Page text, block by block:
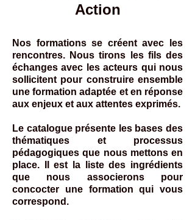
Action
Nos formations se créent avec les
rencontres. Nous tirons les fils des
échanges avec les acteurs qui nous
sollicitent pour construire ensemble
une formation adaptée et en réponse
aux enjeux et aux attentes exprimés.
Le catalogue présente les bases des
thématiques et processus
pédagogiques que nous mettons en
place. Il est la liste des ingrédients
que nous associerons pour
concocter une formation qui vous
correspond.